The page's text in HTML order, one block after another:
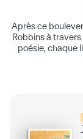
Après ce
Robbins à
poésie, chaque